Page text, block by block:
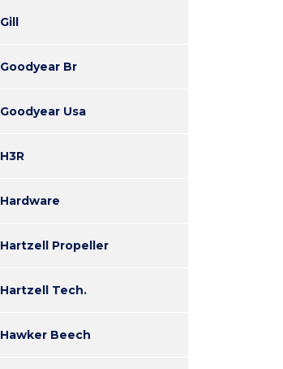
Gill
Goodyear Br
Goodyear Usa
H3R
Hardware
Hartzell Propeller
Hartzell Tech.
Hawker Beech